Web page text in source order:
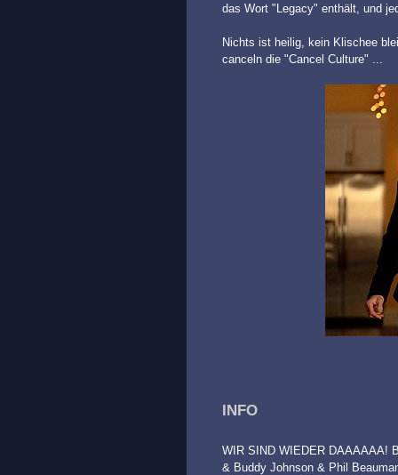
das Wort "Legacy" enthält, und
Nichts ist heilig, kein Klischee
canceln die "Cancel Culture" ...
INFO
WIR SIND WIEDER DAAAAAA!
& Buddy Johnson & Phil